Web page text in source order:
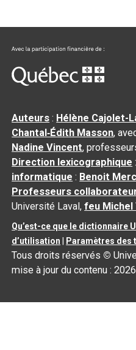
Auteurs : Hélène Cajolet-
Chantal‑Édith Masson,
Nadine Vincent,
Direction lexicographique
informatique : Benoit
Professeurs
Université Laval,feu
Qu’est-ce que le dictionnaire
d’utilisation
Paramètres des
Tous droits réservés ©
mise à jour du contenu :